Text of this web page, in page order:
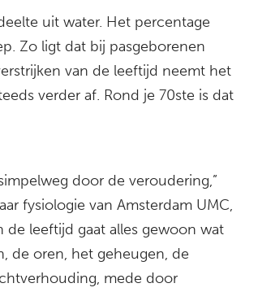
uit water. Het percentage
Zo ligt dat bij pasgeborenen
van de leeftijd neemt het
verder af. Rond je 70ste is dat
door de veroudering,”
fysiologie van Amsterdam UMC,
de leeftijd gaat alles gewoon wat
de oren, het geheugen, de
mede door